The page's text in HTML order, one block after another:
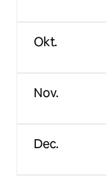
Okt.
Nov.
Dec.